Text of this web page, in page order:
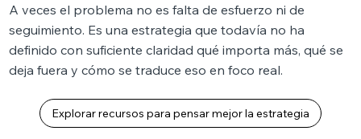
A veces el problema no es falta de esfuerzo ni de
seguimiento. Es una estrategia que todavía no ha
definido con suficiente claridad qué importa más, qué se
deja fuera y cómo se traduce eso en foco real.
Explorar recursos para pensar mejor la estrategia